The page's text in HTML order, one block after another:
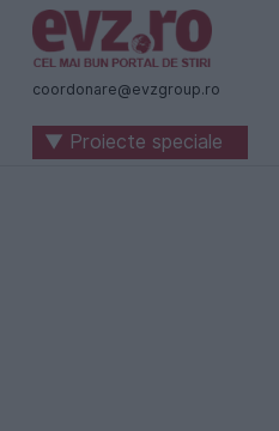
Știri
naționale
internaționale
coordonare@evzgroup.ro
▼ Proiecte speciale